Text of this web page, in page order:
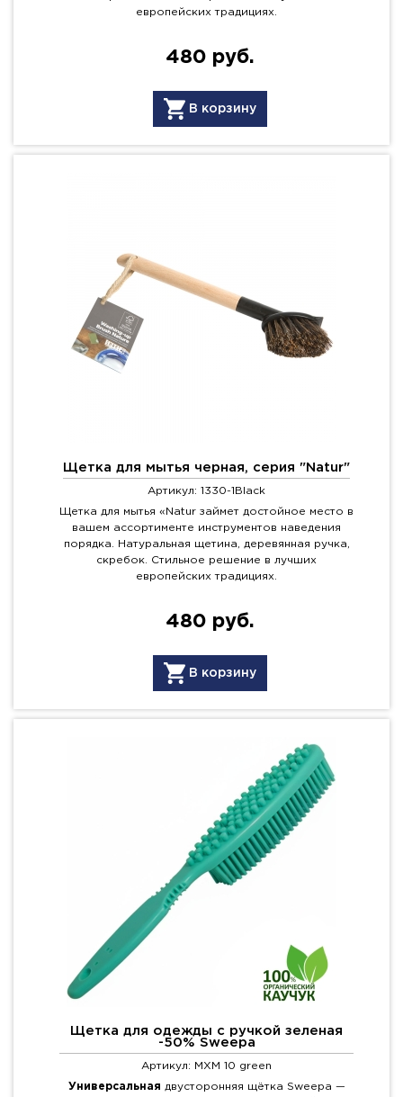
европейских традициях.
480 руб.
В корзину
Щетка для мытья черная, серия "Natur"
Артикул: 1330-1Black
Щетка для мытья «Natur займет достойное место в
вашем ассортименте инструментов наведения
порядка. Натуральная щетина, деревянная ручка,
скребок. Стильное решение в лучших
европейских традициях.
480 руб.
В корзину
Щетка для одежды с ручкой зеленая
-50% Sweepa
Артикул: MXM 10 green
Универсальная двусторонняя щётка Sweepa —